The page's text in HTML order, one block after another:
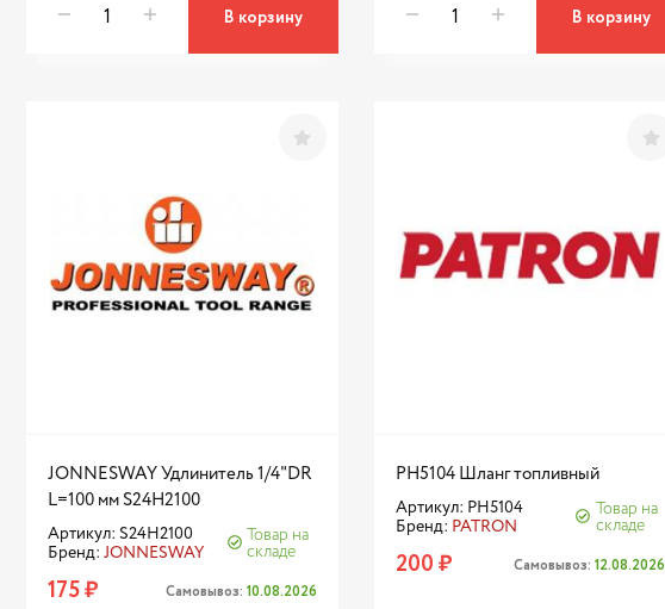
В корзину В корзину
JONNESWAY Удлинитель 1/4"DR
L=100 мм S24H2100
Артикул: S24H2100
Бренд: JONNESWAY
Товар на
складе
175 ₽ Самовывоз: 10.08.2026
PH5104 Шланг топливный
Артикул: PH5104
Бренд: PATRON
Товар на
складе
200 ₽ Самовывоз:12.08.2026